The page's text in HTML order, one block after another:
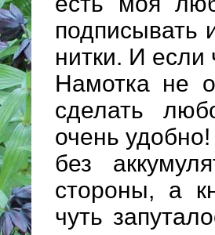
подписывать
нитки. И если
Намотка не
сделать
очень
без
стороны, а
чуть